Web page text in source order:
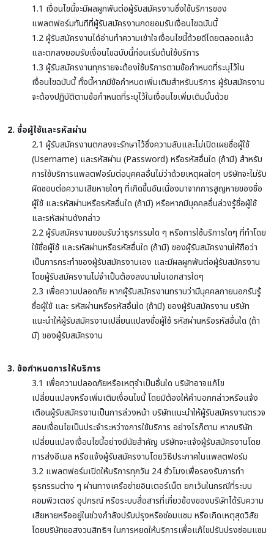
1.1 เงื่อนไขนี้จะมีผลผูกพันต่อผู้รับสมัครงานซึ่งใช้บริการของ
แพลตฟอร์มทันทีที่ผู้รับสมัครงานกดยอมรับเงื่อนไขฉบับนี้
1.2 ผู้รับสมัครงานได้อ่านทำความเข้าใจเงื่อนไขนี้ด้วยดีโดยตลอดแล้ว
และตกลงยอมรับเงื่อนไขฉบับนี้ก่อนเริ่มต้นใช้บริการ
1.3 ผู้รับสมัครงานทุกรายจะต้องใช้บริการตามข้อกำหนดที่ระบุไว้ใน
เงื่อนไขฉบับนี้ ทั้งนี้หากมีข้อกำหนดเพิ่มเติมสำหรับบริการ ผู้รับสมัครงาน
จะต้องปฏิบัติตามข้อกำหนดที่ระบุไว้ในเงื่อนไขเพิ่มเติมนั้นด้วย
2. ชื่อผู้ใช้และรหัสผ่าน
2.1 ผู้รับสมัครงานตกลงจะรักษาไว้ซึ่งความลับและไม่เปิดเผยชื่อผู้ใช้
(Username) และรหัสผ่าน (Password) หรือรหัสอื่นใด (ถ้ามี) สำหรับ
การใช้บริการแพลตฟอร์มต่อบุคคลอื่นไม่ว่าด้วยเหตุผลใดๆ บริษัทจะไม่รับ
ผิดชอบต่อความเสียหายใดๆ ที่เกิดขึ้นอันเนื่องมาจากการสูญหายของชื่อ
ผู้ใช้ และรหัสผ่านหรือรหัสอื่นใด (ถ้ามี) หรือหากมีบุคคลอื่นล่วงรู้ชื่อผู้ใช้
และรหัสผ่านดังกล่าว
2.2 ผู้รับสมัครงานยอมรับว่าธุรกรรมใด ๆ หรือการใช้บริการใดๆ ที่ทำโดย
ใช้ชื่อผู้ใช้ และรหัสผ่านหรือรหัสอื่นใด (ถ้ามี) ของผู้รับสมัครงานให้ถือว่า
เป็นการกระทำของผู้รับสมัครงานเอง และมีผลผูกพันต่อผู้รับสมัครงาน
โดยผู้รับสมัครงานไม่จำเป็นต้องลงนามในเอกสารใดๆ
2.3 เพื่อความปลอดภัย หากผู้รับสมัครงานทราบว่ามีบุคคลภายนอกรับรู้
ชื่อผู้ใช้ และ รหัสผ่านหรือรหัสอื่นใด (ถ้ามี) ของผู้รับสมัครงาน บริษัท
แนะนำให้ผู้รับสมัครงานเปลี่ยนแปลงชื่อผู้ใช้ รหัสผ่านหรือรหัสอื่นใด (ถ้า
มี) ของผู้รับสมัครงาน
3. ข้อกำหนดการให้บริการ
3.1 เพื่อความปลอดภัยหรือเหตุจำเป็นอื่นใด บริษัทอาจแก้ไข
เปลี่ยนแปลงหรือเพิ่มเติมเงื่อนไขนี้ โดยมิต้องให้คำบอกกล่าวหรือแจ้ง
เตือนผู้รับสมัครงานเป็นการล่วงหน้า บริษัทแนะนำให้ผู้รับสมัครงานตรวจ
สอบเงื่อนไขเป็นประจำระหว่างการใช้บริการ อย่างไรก็ตาม หากบริษัท
เปลี่ยนแปลงเงื่อนไขนี้อย่างมีนัยสำคัญ บริษัทจะแจ้งผู้รับสมัครงานโดย
การส่งอีเมล หรือแจ้งผู้รับสมัครงานโดยวิธีประกาศในแพลตฟอร์ม
3.2 แพลตฟอร์มเปิดให้บริการทุกวัน 24 ชั่วโมงเพื่อรองรับการทำ
ธุรกรรมต่าง ๆ ผ่านทางเครือข่ายอินเตอร์เน็ต ยกเว้นในกรณีที่ระบบ
คอมพิวเตอร์ อุปกรณ์ หรือระบบสื่อสารที่เกี่ยวข้องของบริษัทได้รับความ
เสียหายหรืออยู่ในช่วงกำลังปรับปรุงหรือซ่อมแซม หรือเกิดเหตุสุดวิสัย
โดยบริษัทขอสงวนสิทธิฯ ในการหยุดให้บริการเพื่อแก้ไขปรับปรุงซ่อมแซม